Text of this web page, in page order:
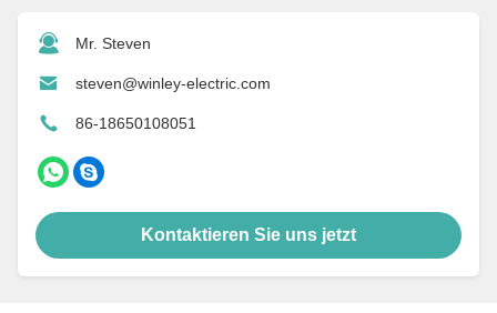
Mr. Steven
steven@winley-electric.com
86-18650108051
Kontaktieren Sie uns jetzt